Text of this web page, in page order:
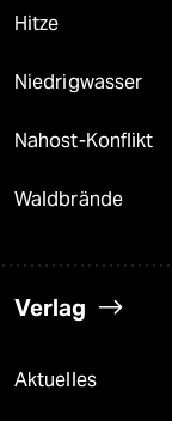
Hitze
Niedrigwasser
Nahost-Konflikt
Waldbrände
Verlag
Aktuelles